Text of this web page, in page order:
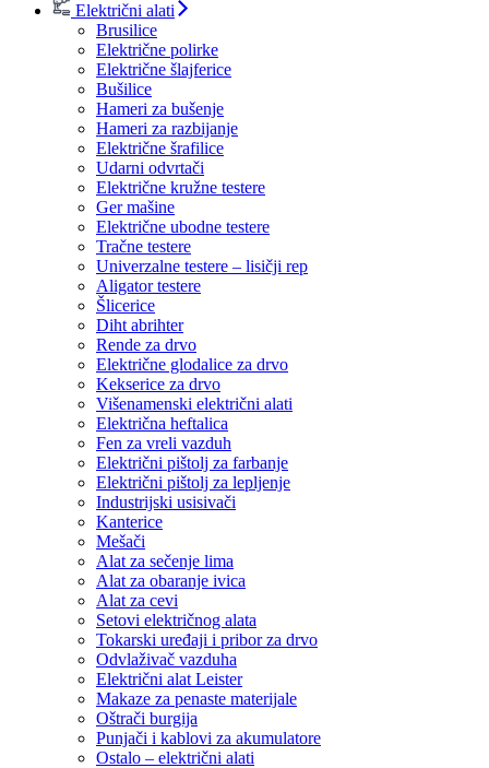
Električni alati
Brusilice
Električne polirke
Električne šlajferice
Bušilice
Hameri za bušenje
Hameri za razbijanje
Električne šrafilice
Udarni odvrtači
Električne kružne testere
Ger mašine
Električne ubodne testere
Tračne testere
Univerzalne testere – lisičji rep
Aligator testere
Šlicerice
Diht abrihter
Rende za drvo
Električne glodalice za drvo
Kekserice za drvo
Višenamenski električni alati
Električna heftalica
Fen za vreli vazduh
Električni pištolj za farbanje
Električni pištolj za lepljenje
Industrijski usisivači
Kanterice
Mešači
Alat za sečenje lima
Alat za obaranje ivica
Alat za cevi
Setovi električnog alata
Tokarski uređaji i pribor za drvo
Odvlaživač vazduha
Električni alat Leister
Makaze za penaste materijale
Oštrači burgija
Punjači i kablovi za akumulatore
Ostalo – električni alati